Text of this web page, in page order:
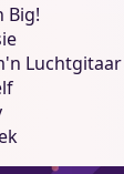
Big!
Luchtgitaar